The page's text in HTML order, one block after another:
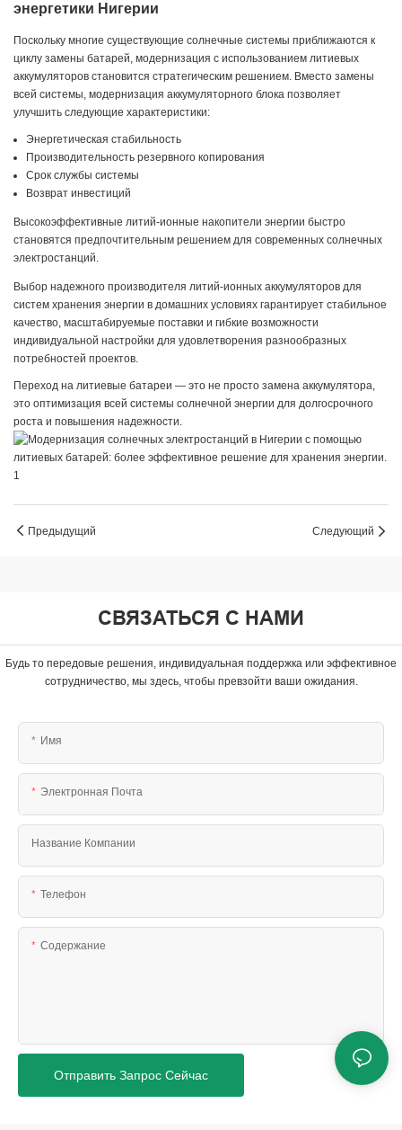
энергетики Нигерии
Поскольку многие существующие солнечные системы приближаются к
циклу замены батарей, модернизация с использованием литиевых
аккумуляторов становится стратегическим решением. Вместо замены
всей системы, модернизация аккумуляторного блока позволяет
улучшить следующие характеристики:
Энергетическая стабильность
Производительность резервного копирования
Срок службы системы
Возврат инвестиций
Высокоэффективные литий-ионные накопители энергии быстро
становятся предпочтительным решением для современных солнечных
электростанций.
Выбор надежного производителя литий-ионных аккумуляторов для
систем хранения энергии в домашних условиях гарантирует стабильное
качество, масштабируемые поставки и гибкие возможности
индивидуальной настройки для удовлетворения разнообразных
потребностей проектов.
Переход на литиевые батареи — это не просто замена аккумулятора,
это оптимизация всей системы солнечной энергии для долгосрочного
роста и повышения надежности.
Предыдущий Следующий
СВЯЗАТЬСЯ С НАМИ
Будь то передовые решения, индивидуальная поддержка или эффективное
сотрудничество, мы здесь, чтобы превзойти ваши ожидания.
Имя
Электронная Почта
Название Компании
Телефон
Содержание
Отправить Запрос Сейчас